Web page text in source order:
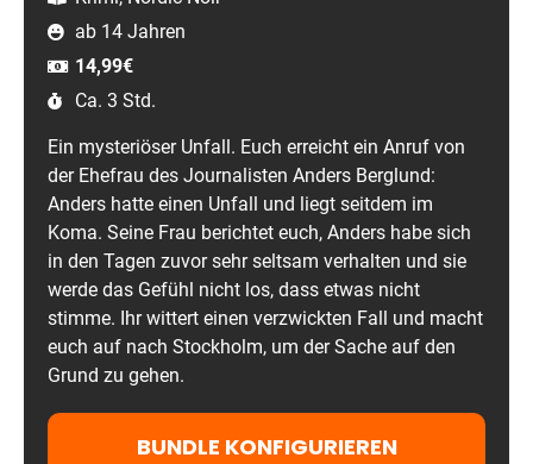
ab 14 Jahren
14,99€
Ca. 3 Std.
Ein mysteriöser Unfall. Euch erreicht ein Anruf von
der Ehefrau des Journalisten Anders Berglund:
Anders hatte einen Unfall und liegt seitdem im
Koma. Seine Frau berichtet euch, Anders habe sich
in den Tagen zuvor sehr seltsam verhalten und sie
werde das Gefühl nicht los, dass etwas nicht
stimme. Ihr wittert einen verzwickten Fall und macht
euch auf nach Stockholm, um der Sache auf den
Grund zu gehen.
BUNDLE KONFIGURIEREN